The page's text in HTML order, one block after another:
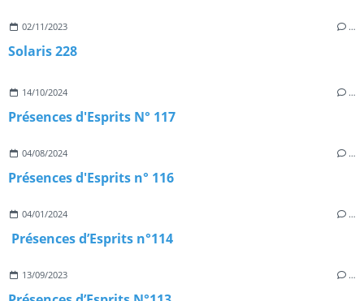
02/11/2023 …
Solaris 228
14/10/2024 …
Présences d'Esprits N° 117
04/08/2024 …
Présences d'Esprits n° 116
04/01/2024 …
Présences d’Esprits n°114
13/09/2023 …